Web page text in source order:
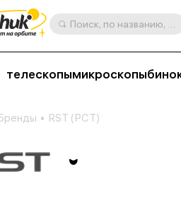
Поиск, по названию, артикулу, категории и др.
телескопымикроскопы
RST (РСТ)